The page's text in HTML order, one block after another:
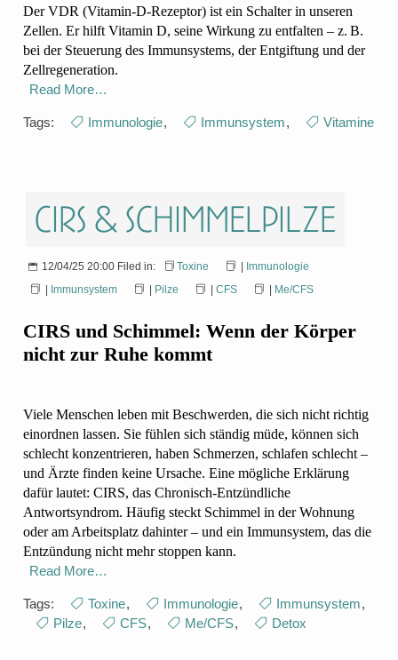
Der VDR (Vitamin-D-Rezeptor) ist ein Schalter in unseren
Zellen. Er hilft Vitamin D, seine Wirkung zu entfalten – z. B.
bei der Steuerung des Immunsystems, der Entgiftung und der
Zellregeneration.
Read More…
Tags: Immunologie, Immunsystem, Vitamine
CIRS & Schimmelpilze
12/04/25 20:00 Filed in: Toxine | Immunologie
| Immunsystem | Pilze | CFS | Me/CFS
CIRS und Schimmel: Wenn der Körper
nicht zur Ruhe kommt
Viele Menschen leben mit Beschwerden, die sich nicht richtig
einordnen lassen. Sie fühlen sich ständig müde, können sich
schlecht konzentrieren, haben Schmerzen, schlafen schlecht –
und Ärzte finden keine Ursache. Eine mögliche Erklärung
dafür lautet: CIRS, das Chronisch-Entzündliche
Antwortsyndrom. Häufig steckt Schimmel in der Wohnung
oder am Arbeitsplatz dahinter – und ein Immunsystem, das die
Entzündung nicht mehr stoppen kann.
Read More…
Tags: Toxine, Immunologie, Immunsystem,
Pilze, CFS, Me/CFS, Detox